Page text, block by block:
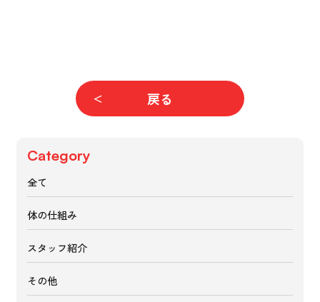
戻る
Category
全て
体の仕組み
スタッフ紹介
その他